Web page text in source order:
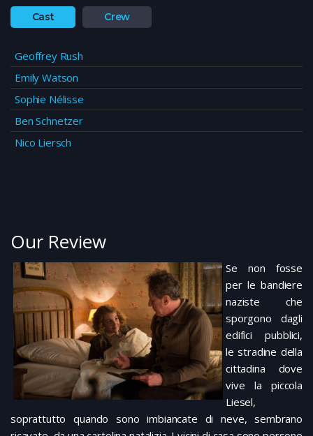
Cast Crew
Geoffrey Rush
Emily Watson
Sophie Nélisse
Ben Schnetzer
Nico Liersch
Our Review
Se non fosse
per le bandiere
naziste che
sporgono dagli
edifici pubblici,
le stradine della
cittadina dove
vive la piccola
Liesel,
soprattutto quando sono imbiancate di neve, sembrano